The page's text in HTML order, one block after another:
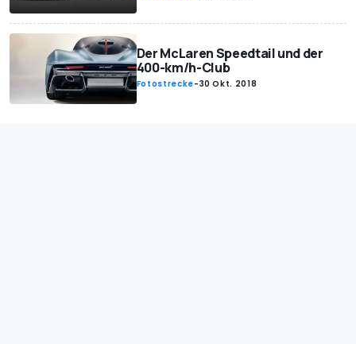
Der McLaren Speedtail und der
400-km/h-Club
Fotostrecke-30 Okt. 2018